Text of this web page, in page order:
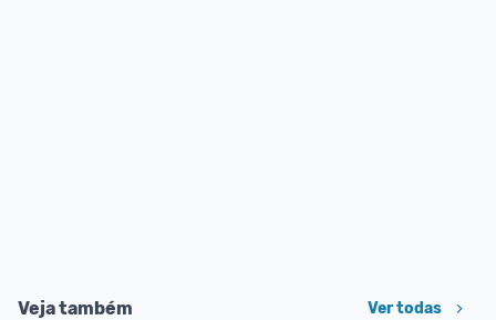
Veja também Ver todas